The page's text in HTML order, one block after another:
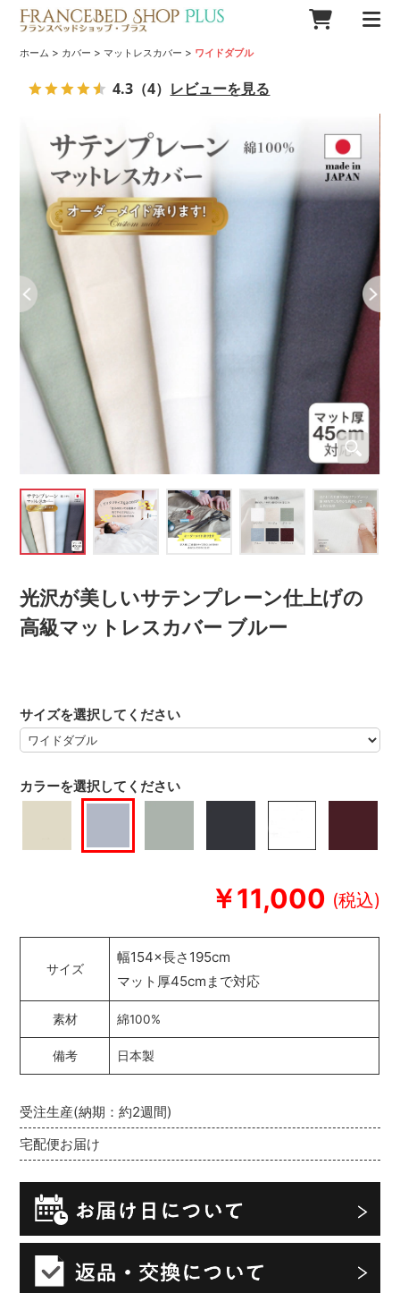
ホーム > カバー > マットレスカバー > ワイドダブル
光沢が美しいサテンプレーン仕上げの
高級マットレスカバー ブルー
￥11,000
受注生産(納期：約2週間)
宅配便お届け
カラーを選択してください
サイズを選択してください
サイズ
幅154×長さ195cm
マット厚45cmまで対応
素材 綿100%
備考 日本製
4.3 （4） レビューを見る